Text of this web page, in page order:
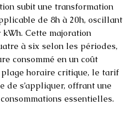
subit une transformation
de 8h à 20h, oscillant
Cette majoration
à six selon les périodes,
consommé en un coût
horaire critique, le tarif
de s’appliquer, offrant une
essentielles.